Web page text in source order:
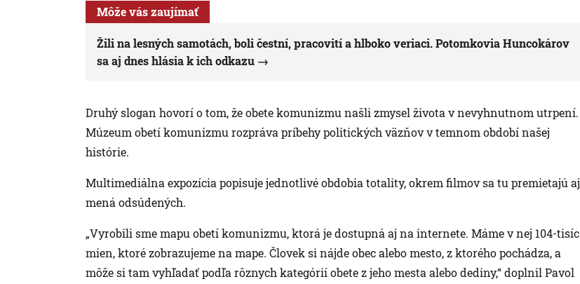
Môže vás zaujímať
Žili na lesných samotách, boli čestní, pracovití a hlboko veriaci. Potomkovia Huncokárov
sa aj dnes hlásia k ich odkazu
Druhý slogan hovorí o tom, že obete komunizmu našli zmysel života v nevyhnutnom utrpení.
Múzeum obetí komunizmu rozpráva príbehy politických väzňov v temnom období našej
histórie.
Multimediálna expozícia popisuje jednotlivé obdobia totality, okrem filmov sa tu premietajú aj
mená odsúdených.
„Vyrobili sme mapu obetí komunizmu, ktorá je dostupná aj na internete. Máme v nej 104-tisíc
mien, ktoré zobrazujeme na mape. Človek si nájde obec alebo mesto, z ktorého pochádza, a
môže si tam vyhľadať podľa rôznych kategórií obete z jeho mesta alebo dediny,“ doplnil Pavol